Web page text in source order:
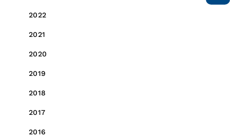
2022
2021
2020
2019
2018
2017
2016